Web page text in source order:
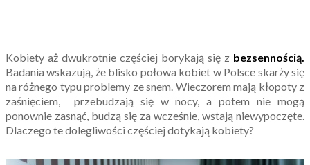
Kobiety aż dwukrotnie częściej borykają się z bezsennością.
Badania wskazują, że blisko połowa kobiet w Polsce skarży się
na różnego typu problemy ze snem. Wieczorem mają kłopoty z
zaśnięciem, przebudzają się w nocy, a potem nie mogą
ponownie zasnąć, budzą się za wcześnie, wstają niewypoczęte.
Dlaczego te dolegliwości częściej dotykają kobiety?